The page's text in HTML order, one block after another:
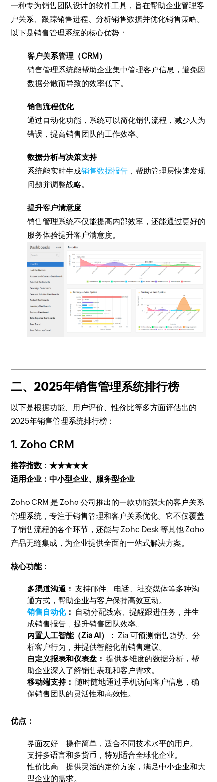
一种专为销售团队设计的软件工具，旨在帮助企业管理客
户关系、跟踪销售进程、分析销售数据并优化销售策略。
以下是销售管理系统的核心优势：
客户关系管理（CRM）
销售管理系统能帮助企业集中管理客户信息，避免因
数据分散而导致的效率低下。
销售流程优化
通过自动化功能，系统可以简化销售流程，减少人为
错误，提高销售团队的工作效率。
数据分析与决策支持
系统能实时生成销售数据报告 ，帮助管理层快速发现
问题并调整战略。
提升客户满意度
销售管理系统不仅能提高内部效率，还能通过更好的
服务体验提升客户满意度。
二、2025年销售管理系统排行榜
以下是根据功能、用户评价、性价比等多方面评估出的
2025年销售管理系统排行榜：
1.Zoho CRM
推荐指数：★★★★★
适用企业：中小型企业、服务型企业
Zoho CRM 是 Zoho 公司推出的一款功能强大的客户关系
管理系统，专注于销售管理和客户关系优化。它不仅覆盖
了销售流程的各个环节，还能与 Zoho Desk 等其他 Zoho
产品无缝集成，为企业提供全面的一站式解决方案。
核心功能：
多渠道沟通： 支持邮件、电话、社交媒体等多种沟
通方式，帮助企业与客户保持高效互动。
销售自动化： 自动分配线索、提醒跟进任务，并生
成销售报告，提升销售团队效率。
内置人工智能（Zia AI）： Zia 可预测销售趋势、分
析客户行为，并提供智能化的销售建议。
自定义报表和仪表盘： 提供多维度的数据分析，帮
助企业深入了解销售表现和客户需求。
移动端支持： 随时随地通过手机访问客户信息，确
保销售团队的灵活性和高效性。
优点：
界面友好，操作简单，适合不同技术水平的用户。
支持多语言和多货币，特别适合全球化企业。
性价比高，提供灵活的定价方案，满足中小企业和大
型企业的需求。